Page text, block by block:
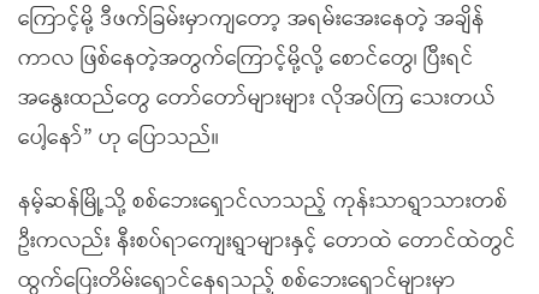
ကြောင့်မို့ ဒီဖက်ခြမ်းမှာကျတော့ အရမ်းအေးနေတဲ့ အချိန်
ကာလ ဖြစ်နေတဲ့အတွက်ကြောင့်မို့လို့ စောင်တွေ၊ ပြီးရင်
အနွေးထည်တွေ တော်တော်များများ လိုအပ်ကြ သေးတယ်
ပေါ့နော်” ဟု ပြောသည်။
နမ့်ဆန်မြို့သို့ စစ်ဘေးရှောင်လာသည့် ကုန်းသာရွာသားတစ်
ဦးကလည်း နီးစပ်ရာကျေးရွာများနှင့် တောထဲ တောင်ထဲတွင်
ထွက်ပြေးတိမ်းရှောင်နေရသည့် စစ်ဘေးရှောင်များမှာ